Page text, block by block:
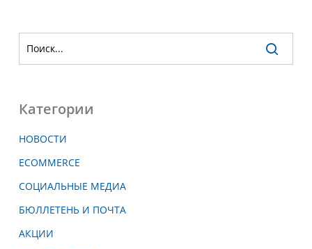
Категории
НОВОСТИ
ECOMMERCE
СОЦИАЛЬНЫЕ МЕДИА
БЮЛЛЕТЕНЬ И ПОЧТА
АКЦИИ